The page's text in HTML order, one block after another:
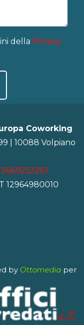
della Privacy
Coworking
| 10088 Volpiano
12964980010
by Ottomedia per